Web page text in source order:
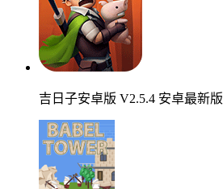
吉日子安卓版 V2.5.4 安卓最新版